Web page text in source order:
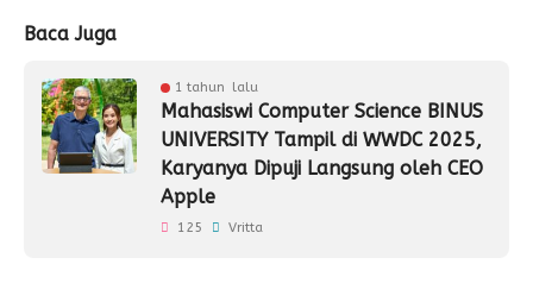
Baca Juga
1 tahun lalu
Mahasiswi Computer Science BINUS
UNIVERSITY Tampil di WWDC 2025,
Karyanya Dipuji Langsung oleh CEO
Apple
125 Vritta